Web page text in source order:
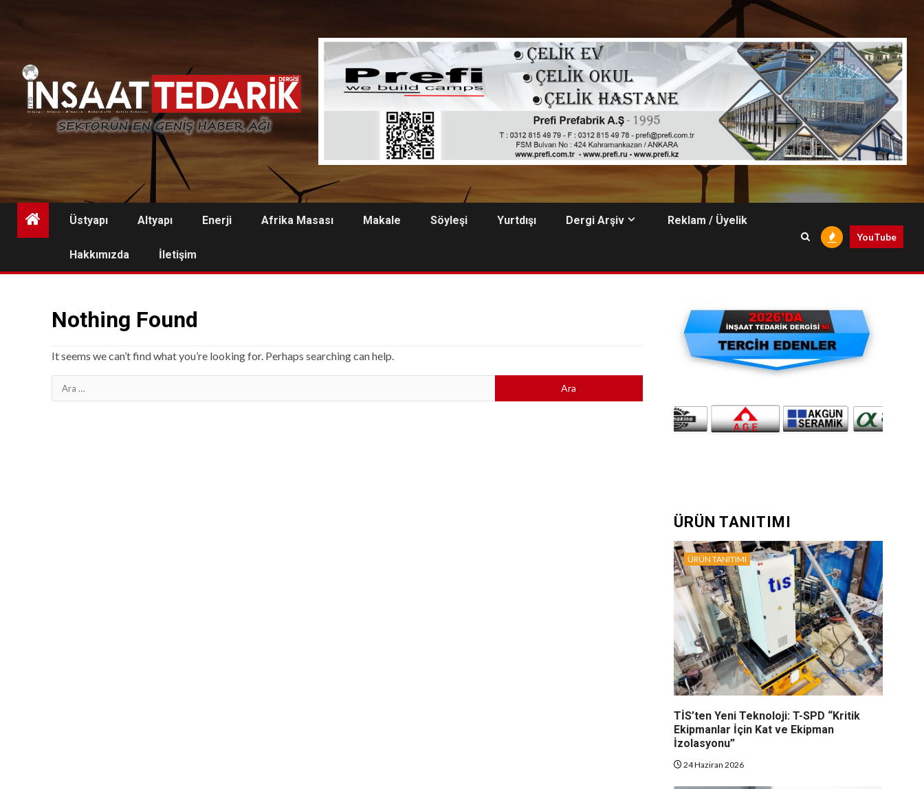
Üstyapı Altyapı Enerji Afrika Masası Makale Söyleşi Yurtdışı Dergi Arşiv Reklam / Üyelik
Hakkımızda İletişim
YouTube
Nothing Found
It seems we can’t find what you’re looking for. Perhaps searching can help.
Arama:
ÜRÜN TANITIMI
ÜRÜN TANITIMI
TİS’ten Yeni Teknoloji: T-SPD “Kritik
Ekipmanlar İçin Kat ve Ekipman
İzolasyonu”
24 Haziran 2026